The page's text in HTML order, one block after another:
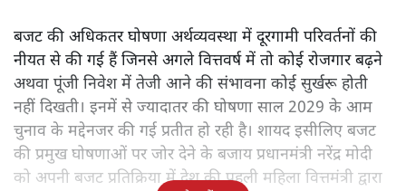
बजट की अधिकतर घोषणा अर्थव्यवस्था में दूरगामी परिवर्तनों की
नीयत से की गई हैं जिनसे अगले वित्तवर्ष में तो कोई रोजगार बढ़ने
अथवा पूंजी निवेश में तेजी आने की संभावना कोई सुर्खरू होती
नहीं दिखती। इनमें से ज्यादातर की घोषणा साल 2029 के आम
चुनाव के मद्देनजर की गई प्रतीत हो रही है। शायद इसीलिए बजट
की प्रमुख घोषणाओं पर जोर देने के बजाय प्रधानमंत्री नरेंद्र मोदी
को अपनी बजट प्रतिक्रिया में देश की पहली महिला वित्तमंत्री द्वारा